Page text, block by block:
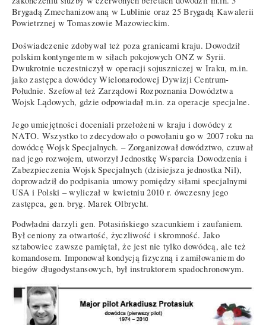
Brygadą Zmechanizowaną w Lublinie oraz 25 Brygadą Kawalerii
Powietrznej w Tomaszowie Mazowieckim.
Doświadczenie zdobywał też poza granicami kraju. Dowodził
polskim kontyngentem w siłach pokojowych ONZ w Syrii.
Dwukrotnie uczestniczył w operacji sojuszniczej w Iraku, m.in.
jako zastępca dowódcy Wielonarodowej Dywizji Centrum-
Południe. Szefował też Zarządowi Rozpoznania Dowództwa
Wojsk Lądowych, gdzie odpowiadał m.in. za operacje specjalne.
Jego umiejętności doceniali przełożeni w kraju i dowódcy z
NATO. Wszystko to zdecydowało o powołaniu go w 2007 roku na
dowódcę Wojsk Specjalnych. – Zorganizował dowództwo, czuwał
nad jego rozwojem, utworzył Jednostkę Wsparcia Dowodzenia i
Zabezpieczenia Wojsk Specjalnych (dzisiejsza jednostka Nil),
doprowadził do podpisania umowy pomiędzy siłami specjalnymi
USA i Polski – wyliczał w kwietniu 2010 r. ówczesny jego
zastępca, gen. bryg. Marek Olbrycht.
Podwładni darzyli gen. Potasińskiego szacunkiem i zaufaniem.
Był ceniony za otwartość, życzliwość i skromność. Jako
sztabowiec zawsze pamiętał, że jest nie tylko dowódcą, ale też
komandosem. Imponował kondycją fizyczną i zamiłowaniem do
biegów długodystansowych, był instruktorem spadochronowym.